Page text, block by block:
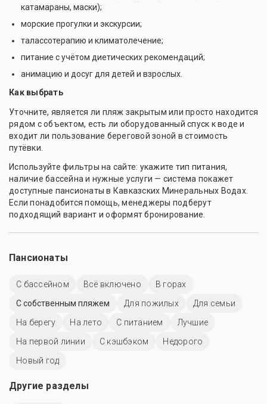
катамараны, маски);
морские прогулки и экскурсии;
талассотерапию и климатолечение;
питание с учётом диетических рекомендаций;
анимацию и досуг для детей и взрослых.
Как выбрать
Уточните, является ли пляж закрытым или просто находится
рядом с объектом, есть ли оборудованный спуск к воде и
входит ли пользование береговой зоной в стоимость
путёвки.
Используйте фильтры на сайте: укажите тип питания,
наличие бассейна и нужные услуги — система покажет
доступные пансионаты в Кавказских Минеральных Водах.
Если понадобится помощь, менеджеры подберут
подходящий вариант и оформят бронирование.
Пансионаты
C бассейном Всё включено
В горах
С собственным пляжем
Для пожилых
Для семьи
На берегу
На лето С питанием
Лучшие
На первой линии
С кэшбэком
Недорого
Новый год
Другие разделы